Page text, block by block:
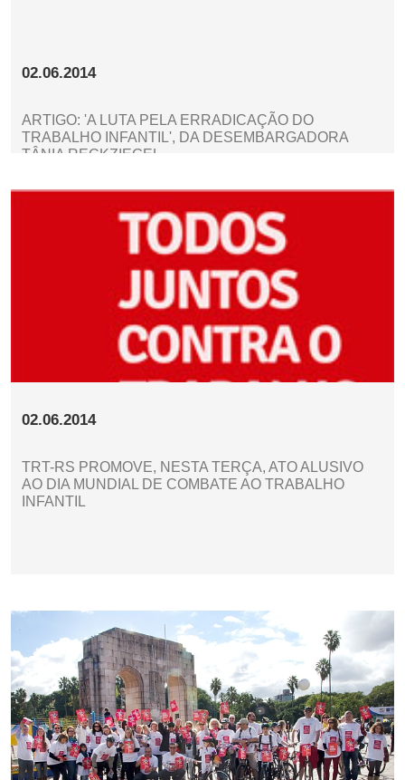
02.06.2014
ARTIGO: 'A LUTA PELA ERRADICAÇÃO DO
TRABALHO INFANTIL', DA DESEMBARGADORA
TÂNIA RECKZIEGEL
02.06.2014
TRT-RS PROMOVE, NESTA TERÇA, ATO ALUSIVO
AO DIA MUNDIAL DE COMBATE AO TRABALHO
INFANTIL